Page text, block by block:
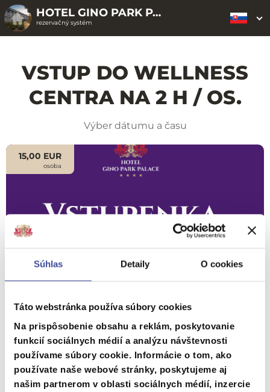
Súhlas Detaily O cookies
Táto webstránka používa súbory cookies
Na prispôsobenie obsahu a reklám, poskytovanie
funkcií sociálnych médií a analýzu návštevnosti
používame súbory cookie. Informácie o tom, ako
používate naše webové stránky, poskytujeme aj
našim partnerom v oblasti sociálnych médií, inzercie
HOTEL GINO PARK PALACE****
rezervačný systém
VSTUP DO WELLNESS
CENTRA NA 2 H / OS.
Výber dátumu a času
15,00 EUR
osoba
/ os.
Otváracia doba wellness centra
OTVÁRACIA DOBA WELLNESS CENTRA PRE
VEREJNOSŤ JE NA OBJEDNÁVKU:
Pondelok:15:00 – 22:00 hod.
Zobraziť viac